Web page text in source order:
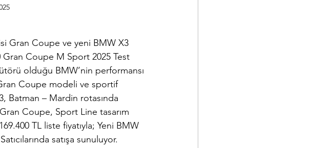
Gran Coupe ve yeni BMW X3
Gran Coupe M Sport 2025 Test
olduğu BMW’nin performansı
Coupe modeli ve sportif
Batman – Mardin rotasında
Coupe, Sport Line tasarım
TL liste fiyatıyla; Yeni BMW
satışa sunuluyor.